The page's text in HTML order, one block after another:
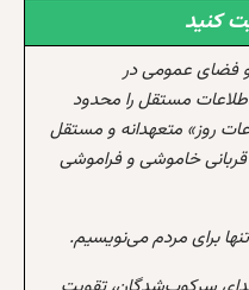
کنید
فضای عمومی در
مستقل را محدود
روز» متعهدانه و مستقل
خاموشی و فراموشی
برای مردم می‌نویسیم.